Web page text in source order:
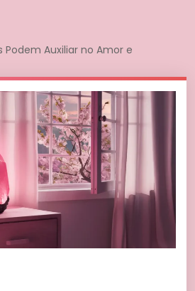
Podem Auxiliar no Amor e